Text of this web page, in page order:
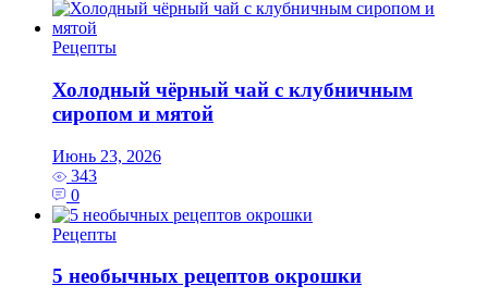
Рецепты
Холодный чёрный чай с клубничным
сиропом и мятой
Июнь 23, 2026
343
0
Рецепты
5 необычных рецептов окрошки